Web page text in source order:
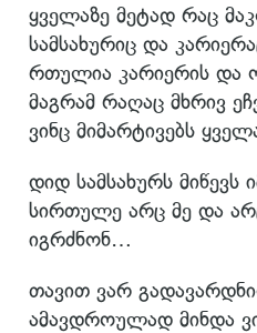
ყველაზე მეტად რაც
სამსახურიც და
რთულია კარიერის და
მაგრამ რაღაც მხრივ
ვინც მიმარტივებს
დიდ სამსახურს მიწევს
სირთულე არც მე და
იგრძნონ…
თავით ვარ
ამავდროულად მინდა